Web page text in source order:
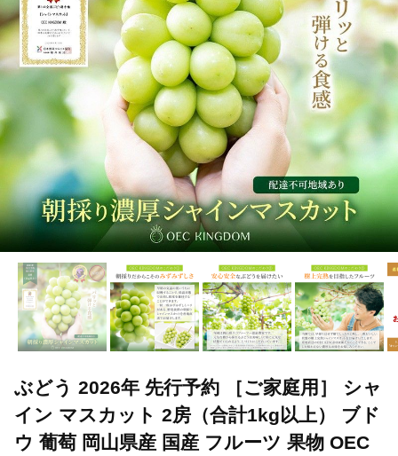
ぶどう 2026年 先行予約 ［ご家庭用］ シャ
イン マスカット 2房（合計1kg以上） ブド
ウ 葡萄 岡山県産 国産 フルーツ 果物 OEC